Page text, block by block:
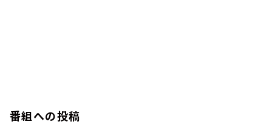
番組への投稿